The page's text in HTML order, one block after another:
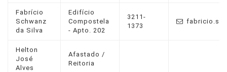
Fabrício
Schwanz
da Silva
Edifício
Compostela
- Apto. 202
3211-
1373
Helton
José
Alves
Afastado /
Reitoria